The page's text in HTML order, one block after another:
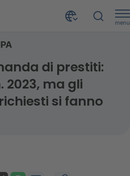
menu
di prestiti:
2023, ma gli
si fanno